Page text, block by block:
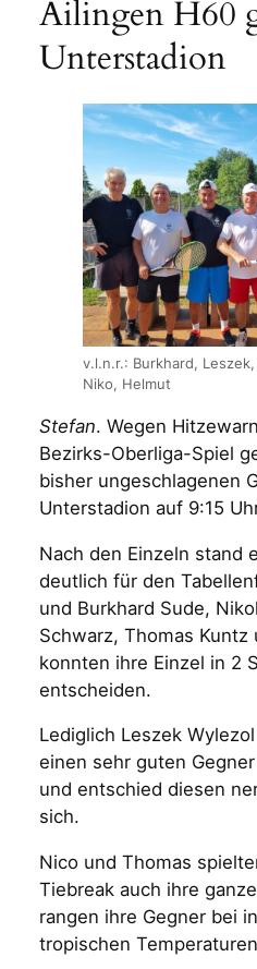
Ailingen H60
Unterstadion
v.l.n.r.: Burkhard,
Niko, Helmut
Stefan. Wegen
Bezirks-Oberliga-Spiel
bisher ungeschlagenen
Unterstadion auf 9:15
Nach den Einzeln stand
deutlich für den
und Burkhard Sude,
Schwarz, Thomas Kuntz
konnten ihre Einzel in 2
entscheiden.
Lediglich Leszek
einen sehr guten
und entschied diesen
sich.
Nico und Thomas
Tiebreak auch ihre
rangen ihre Gegner bei
tropischen